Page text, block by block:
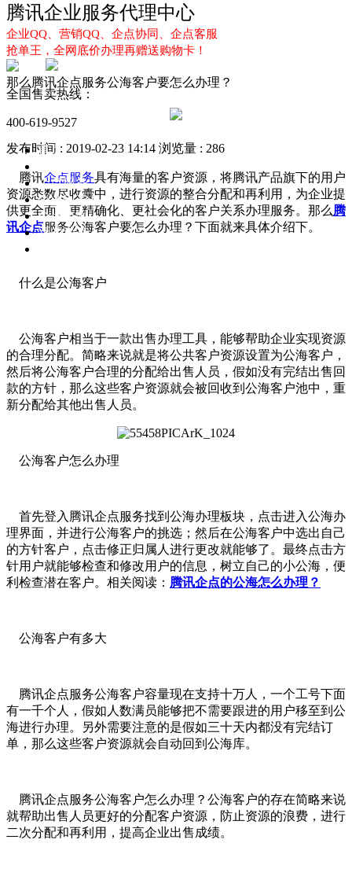
腾讯企业服务代理中心
企业QQ、营销QQ、企点协同、企点客服
抢单王，全网底价办理再赠送购物卡！
全国售卖热线：
400-619-9527
首页
企点服务
企业QQ2.0
企点协同
新闻动态
那么腾讯企点服务公海客户要怎么办理？
发布时间 : 2019-02-23 14:14 浏览量 : 286
腾讯企点服务具有海量的客户资源，将腾讯产品旗下的用户
资源悉数尽收囊中，进行资源的整合分配和再利用，为企业提
供更全面、更精确化、更社会化的客户关系办理服务。那么腾
讯企点服务公海客户要怎么办理？下面就来具体介绍下。
什么是公海客户
公海客户相当于一款出售办理工具，能够帮助企业实现资源
的合理分配。简略来说就是将公共客户资源设置为公海客户，
然后将公海客户合理的分配给出售人员，假如没有完结出售回
款的方针，那么这些客户资源就会被回收到公海客户池中，重
新分配给其他出售人员。
公海客户怎么办理
首先登入腾讯企点服务找到公海办理板块，点击进入公海办
理界面，并进行公海客户的挑选；然后在公海客户中选出自己
的方针客户，点击修正归属人进行更改就能够了。最终点击方
针用户就能够检查和修改用户的信息，树立自己的小公海，便
利检查潜在客户。相关阅读： 腾讯企点的公海怎么办理？
公海客户有多大
腾讯企点服务公海客户容量现在支持十万人，一个工号下面
有一千个人，假如人数满员能够把不需要跟进的用户移至到公
海进行办理。另外需要注意的是假如三十天内都没有完结订
单，那么这些客户资源就会自动回到公海库。
腾讯企点服务公海客户怎么办理？公海客户的存在简略来说
就帮助出售人员更好的分配客户资源，防止资源的浪费，进行
二次分配和再利用，提高企业出售成绩。